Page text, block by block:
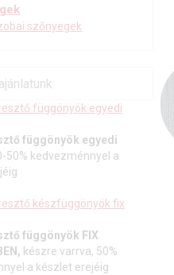
szőnyegek
függönyök egyedi
50% kedvezménnyel a
függönyök FIX
készre varrva, 50%
a készlet erejéig